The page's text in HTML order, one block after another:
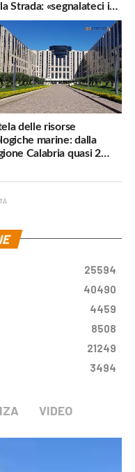
Strada: «segnalateci i
interverremo
delle risorse
marine: dalla
Calabria quasi 2
25594
40490
4459
8508
21249
3494
VIDEO